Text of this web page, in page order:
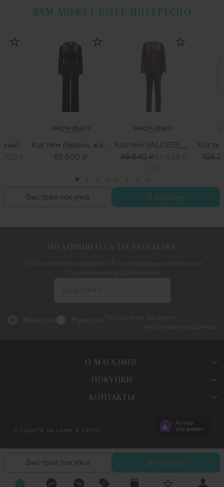
ВАМ МОЖЕТ БЫТЬ ИНТЕРЕСНО
000 ₽
Костюм (брюки, жакет)
63 600 ₽
Костюм VALDESE_OCULATO
49 840 ₽ 34 888 ₽
-30%
106
Быстрая покупка В корзину
О МАГАЗИНЕ
ПОКУПКИ
КОНТАКТЫ
Следите за нами в сетях:
Быстрая покупка В корзину